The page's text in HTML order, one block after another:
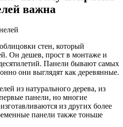
важна
стен, который
Он дешев, прост в монтаже и
Панели бывают самых
они выглядят как деревянные.
из натурального дерева, из
панели, но многие
из других более
панели также тоньше